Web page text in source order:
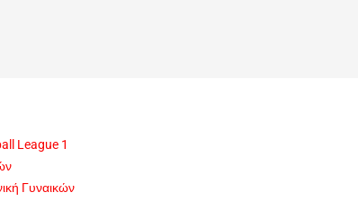
League 1
Γυναικών